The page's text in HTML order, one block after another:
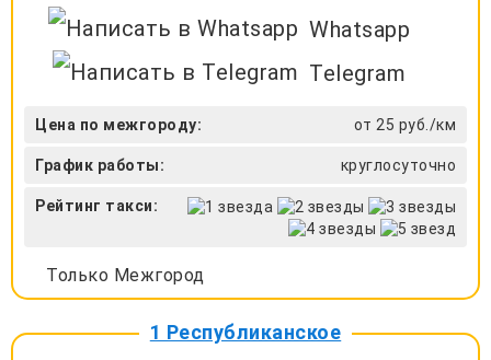
Whatsapp
Telegram
Цена по межгороду: от 25 руб./км
График работы: круглосуточно
Рейтинг такси:
Только Межгород
1 Республиканское